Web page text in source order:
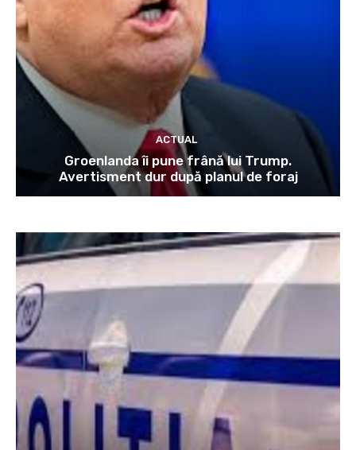
ACTUAL
Groenlanda îi pune frână lui Trump.
Avertisment dur după planul de foraj